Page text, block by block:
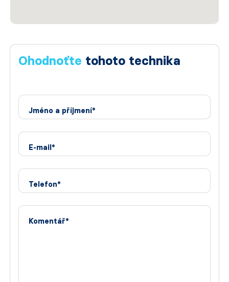
Ohodnoťte tohoto technika
Jméno a příjmení*
E-mail*
Telefon*
Komentář*